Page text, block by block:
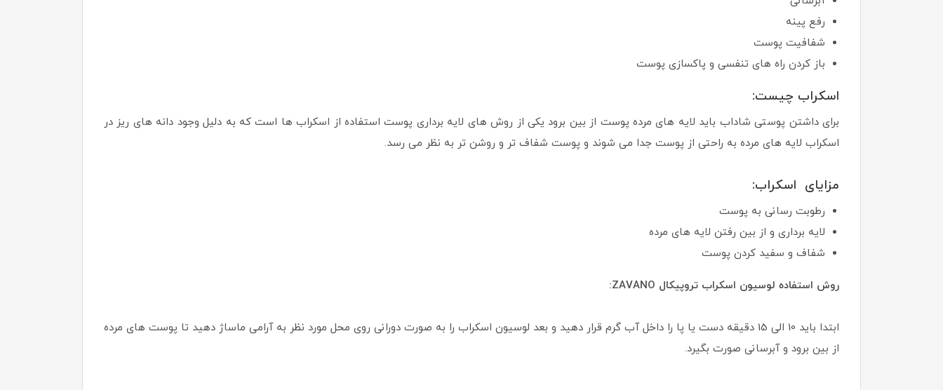
رفع پینه
شفافیت پوست
باز کردن راه های تنفسی و پاکسازی پوست
اسکراب چیست:
برای داشتن پوستی شاداب باید لایه های مرده پوست از بین برود یکی از روش های لایه برداری پوست استفاده از اسکراب ها است که به دلیل وجود دانه های ریز در
اسکراب لایه های مرده به راحتی از پوست جدا می شوند و پوست شفاف تر و روشن تر به نظر می رسد.
مزایای اسکراب:
رطوبت رسانی به پوست
لایه برداری و از بین رفتن لایه های مرده
شفاف و سفید کردن پوست
روش استفاده لوسیون اسکراب تروپیکال ZAVANO:
ابتدا باید 10 الی 15 دقیقه دست یا پا را داخل آب گرم قرار دهید و بعد لوسیون اسکراب را به صورت دورانی روی محل مورد نظر به آرامی ماساژ دهید تا پوست های مرده
از بین برود و آبرسانی صورت بگیرد.